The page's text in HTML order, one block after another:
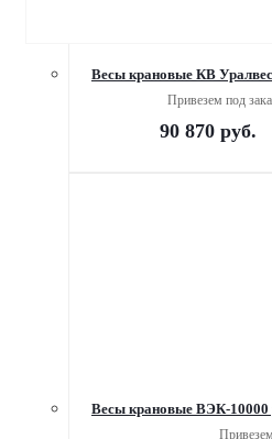
Весы крановые КВ
Привезем под
90 870руб.
Весы крановые ВЭК-10000